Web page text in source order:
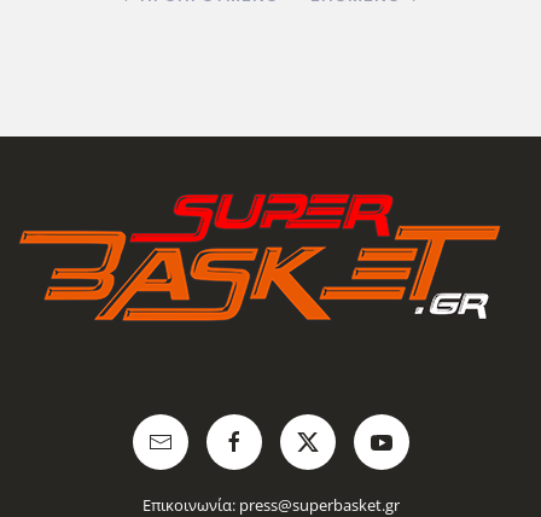
Επικοινωνία: press@superbasket.gr